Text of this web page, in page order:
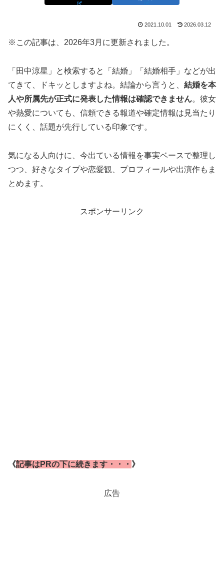
2021.10.01 2026.03.12
※この記事は、2026年3月に更新されました。
「田中涼星」と検索すると「結婚」「結婚相手」などが出
てきて、ドキッとしますよね。結論から言うと、 結婚を本
人や所属先が正式に発表した情報は確認できません。彼女
や熱愛についても、信頼できる報道や確定情報は見当たり
にくく、話題が先行している印象です。
気になる人向けに、今出ている情報を事実ベースで整理し
つつ、好きなタイプや恋愛観、プロフィールや出演作もま
とめます。
スポンサーリンク
《記事はPRの下に続きます・・・ 》
広告